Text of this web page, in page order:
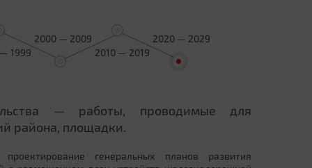
1999
2000 — 2009
2010 — 2019
2020 — 2029
— работы, проводимые для
района, площадки.
генеральных планов развития